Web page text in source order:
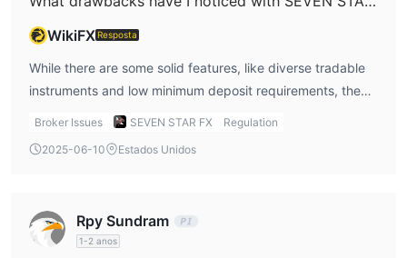
Depósito e Retirada
SEVEN STAR FX suporta várias opções de pagamento.
WikiFX Resposta
While there are some solid features, like diverse tradable
instruments and low minimum deposit requirements, the
biggest drawback for me is the lack of regulation. This
something I can’t ignore. Additionally, the high leverage
something I’d mention in my SEVEN STAR FX review, as
they impact overall safety and trustworthiness.
Broker Issues SEVEN STAR FX
Regulation
2025-06-10
Estados Unidos
Rpy Sundram
1-2 anos